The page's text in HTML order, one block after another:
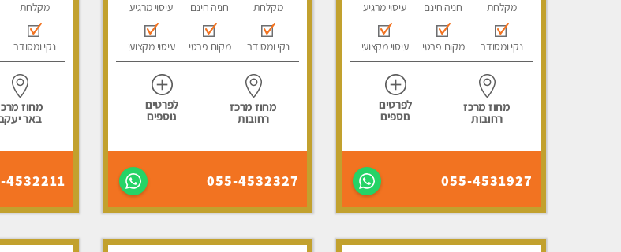
מקלחת חניה חינם עיסוי מרגיע
נקי ומסודר מקום פרטי עיסוי מקצועי
מחוז מרכז
רחובות
לפרטים
נוספים
055-4531927
מקלחת חניה חינם עיסוי מרגיע
נקי ומסודר מקום פרטי עיסוי מקצועי
מחוז מרכז
רחובות
לפרטים
נוספים
055-4532327
מקלחת
נקי ומסודר
מחוז
באר
4532211